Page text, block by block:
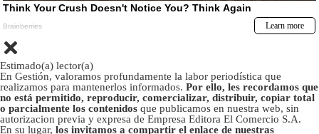
Estimado(a) lector(a)
En Gestión, valoramos profundamente la labor periodística que
realizamos para mantenerlos informados. Por ello, les recordamos que
no está permitido, reproducir, comercializar, distribuir, copiar total
o parcialmente los contenidos que publicamos en nuestra web, sin
autorizacion previa y expresa de Empresa Editora El Comercio S.A.
En su lugar, los invitamos a compartir el enlace de nuestras